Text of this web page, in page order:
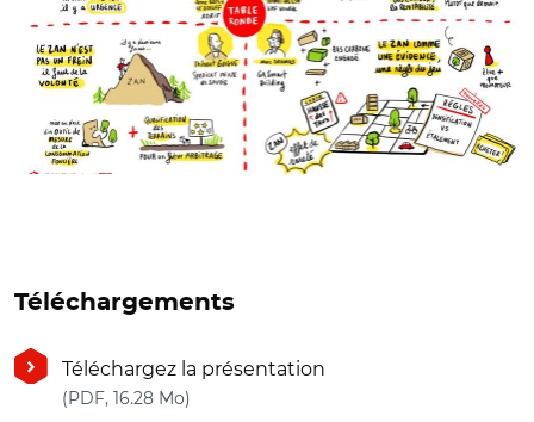
Téléchargements
Téléchargez la présentation
(PDF, 16.28 Mo)